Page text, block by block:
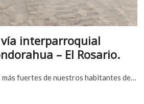
interparroquial
– El Rosario.
más fuertes de nuestros habitantes de…